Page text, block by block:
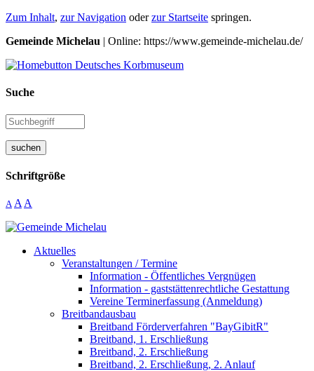
Zum Inhalt, zur Navigation oderzur Startseite springen.
Gemeinde Michelau | Online: https://www.gemeinde-michelau.de/
Suche
suchen
Schriftgröße
A A A
Aktuelles
Veranstaltungen / Termine
Information - Öffentliches Vergnügen
Information - gaststättenrechtliche Gestattung
Vereine Terminerfassung (Anmeldung)
Breitbandausbau
Breitband Förderverfahren "BayGibitR"
Breitband, 1. Erschließung
Breitband, 2. Erschließung
Breitband, 2. Erschließung, 2. Anlauf